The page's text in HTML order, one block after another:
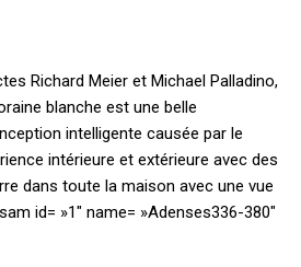
Richard Meier et Michael Palladino,
blanche est une belle
intelligente causée par le
intérieure et extérieure avec des
dans toute la maison avec une vue
id= »1″ name= »Adenses336-380″